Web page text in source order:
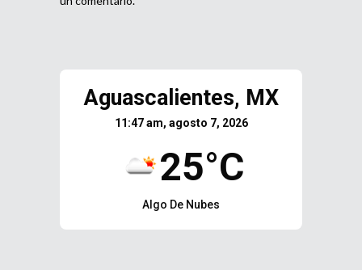
Aguascalientes, MX
11:47 am, agosto 7, 2026
25°C
Algo De Nubes